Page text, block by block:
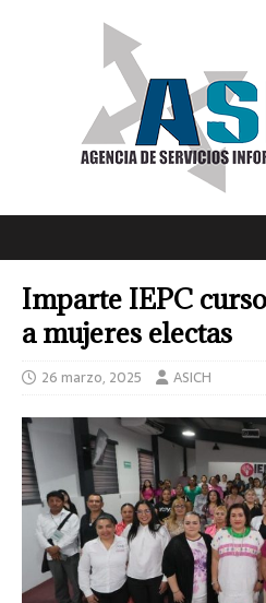
Imparte IEPC
a mujeres electas
26 marzo, 2025 ASICH